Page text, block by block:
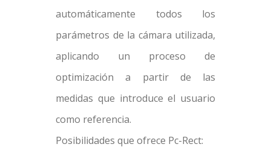
automáticamente todos los
parámetros de la cámara utilizada,
aplicando un proceso de
optimización a partir de las
medidas que introduce el usuario
como referencia.
Posibilidades que ofrece Pc-Rect: